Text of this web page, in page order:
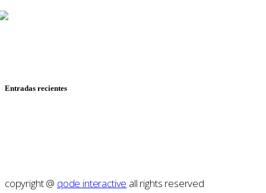
Entradas recientes
copyright @ qode interactive all rights reserved